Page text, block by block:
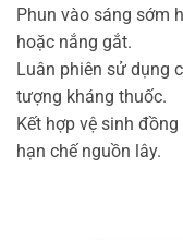
Phun vào sáng sớm
hoặc nắng gắt.
Luân phiên sử dụng
tượng kháng thuốc.
Kết hợp vệ sinh
hạn chế nguồn lây.